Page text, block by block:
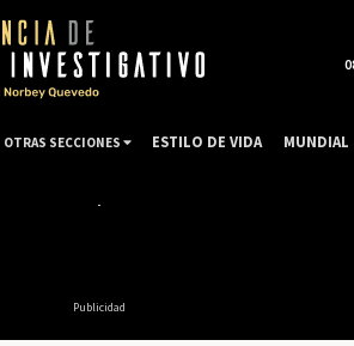
Publicidad
OTRAS SECCIONES ESTILO DE VIDA MUNDIAL